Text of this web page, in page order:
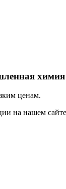
химия
ценам.
на нашем